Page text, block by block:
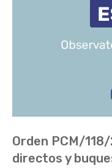
Orden PCM/
directos y